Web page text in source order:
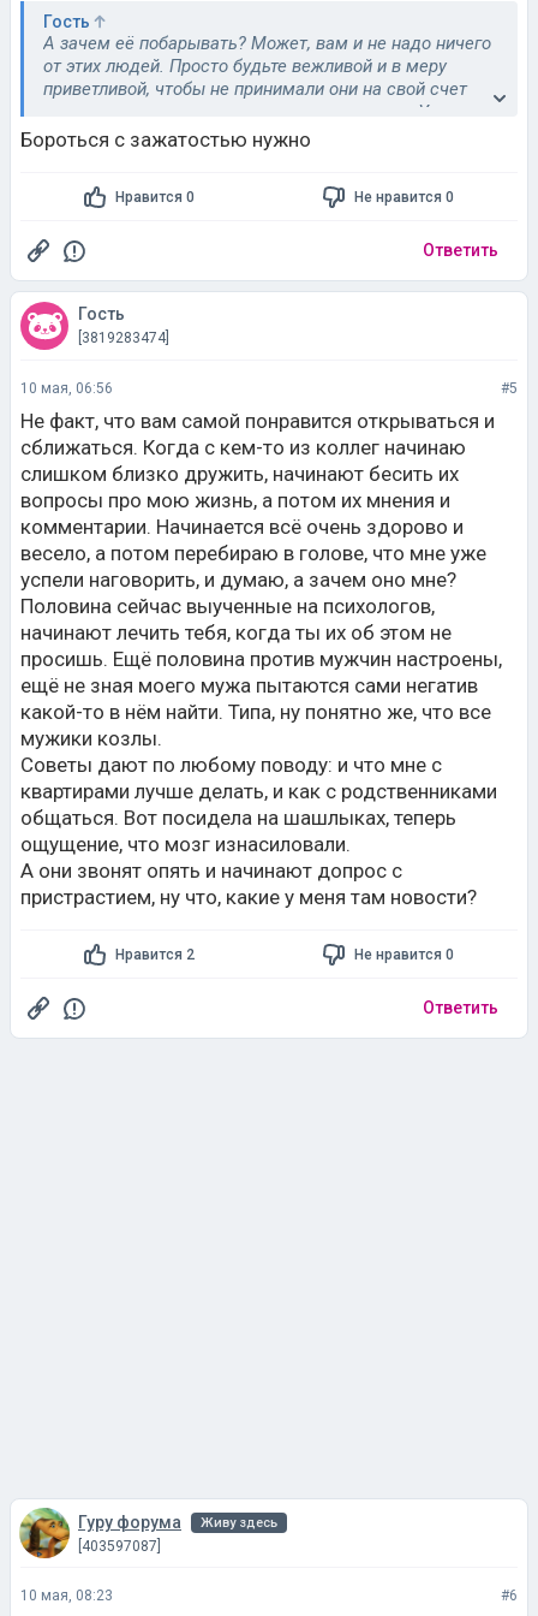
Гость
А зачем её побарывать? Может, вам и не надо ничего
от этих людей. Просто будьте вежливой и в меру
приветливой, чтобы не принимали они на свой счет
вашу закрытость, врагов наживать не стоит. Уделите
внимание также поиску подходящего партнера.
Возможно, через интернет или на каком-нибудь
Бороться с зажатостью нужно
Нравится 0 Не нравится 0
Ответить
Гость
[3819283474]
10 мая, 06:56 #5
Не факт, что вам самой понравится открываться и
сближаться. Когда с кем-то из коллег начинаю
слишком близко дружить, начинают бесить их
вопросы про мою жизнь, а потом их мнения и
комментарии. Начинается всё очень здорово и
весело, а потом перебираю в голове, что мне уже
успели наговорить, и думаю, а зачем оно мне?
Половина сейчас выученные на психологов,
начинают лечить тебя, когда ты их об этом не
просишь. Ещё половина против мужчин настроены,
ещё не зная моего мужа пытаются сами негатив
какой-то в нём найти. Типа, ну понятно же, что все
мужики козлы.
Советы дают по любому поводу: и что мне с
квартирами лучше делать, и как с родственниками
общаться. Вот посидела на шашлыках, теперь
ощущение, что мозг изнасиловали.
А они звонят опять и начинают допрос с
пристрастием, ну что, какие у меня там новости?
Нравится 2 Не нравится 0
Ответить
Гуру форума Живу здесь
[403597087]
10 мая, 08:23 #6